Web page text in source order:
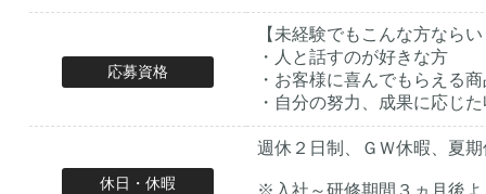
応募資格
【未経験でもこんな方なら
・人と話すのが好きな方
・お客様に喜んでもらえる
・自分の努力、成果に応じ
休日・休暇
週休２日制、ＧＷ休暇、夏